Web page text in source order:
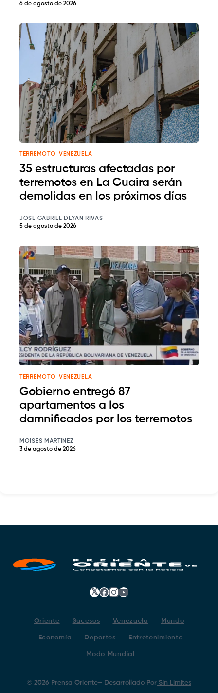
6 de agosto de 2026
TERREMOTO-VENEZUELA
35 estructuras afectadas por
terremotos en La Guaira serán
demolidas en los próximos días
JOSE GABRIEL DEYAN RIVAS
5 de agosto de 2026
TERREMOTO-VENEZUELA
Gobierno entregó 87
apartamentos a los
damnificados por los terremotos
MOISÉS MARTÍNEZ
3 de agosto de 2026
𝕏 Facebook
Instagram
YouTube
Oriente Sucesos Venezuela Mundo
Economía Deportes Entretenimiento
Modo Mundial
© 2026 Prensa Oriente– Desarrollado Por Sin Limites